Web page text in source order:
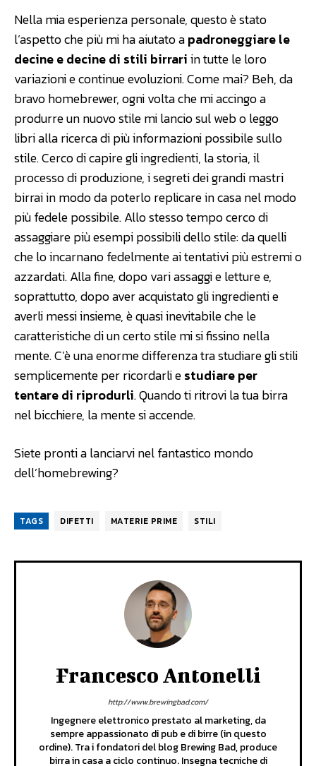
Nella mia esperienza personale, questo è stato
l’aspetto che più mi ha aiutato apadroneggiare le
decine e decine di stili birrariin tutte le loro
variazioni e continue evoluzioni. Come mai? Beh, da
bravo homebrewer, ogni volta che mi accingo a
produrre un nuovo stile mi lancio sul web o leggo
libri alla ricerca di più informazioni possibile sullo
stile. Cerco di capire gli ingredienti, la storia, il
processo di produzione, i segreti dei grandi mastri
birrai in modo da poterlo replicare in casa nel modo
più fedele possibile. Allo stesso tempo cerco di
assaggiare più esempi possibili dello stile: da quelli
che lo incarnano fedelmente ai tentativi più estremi o
azzardati. Alla fine, dopo vari assaggi e letture e,
soprattutto, dopo aver acquistato gli ingredienti e
averli messi insieme, è quasi inevitabile che le
caratteristiche di un certo stile mi si fissino nella
mente. C’è una enorme differenza tra studiare gli stili
semplicemente per ricordarli estudiare per
tentare di riprodurli. Quando ti ritrovi la tua birra
nel bicchiere, la mente si accende.
Siete pronti a lanciarvi nel fantastico mondo
dell’homebrewing?
TAGS DIFETTI MATERIE PRIME STILI
Francesco Antonelli
http://www.brewingbad.com/
Ingegnere elettronico prestato al marketing, da
sempre appassionato di pub e di birre (in questo
ordine). Tra i fondatori del blog Brewing Bad, produce
birra in casa a ciclo continuo. Insegna tecniche di